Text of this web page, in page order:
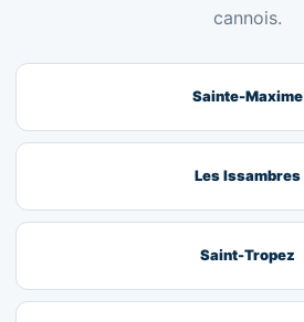
cannois.
Sainte-Maxime
Les Issambres
Saint-Tropez